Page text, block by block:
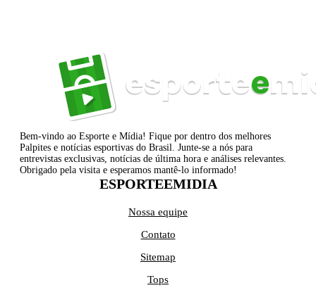
Bem-vindo ao Esporte e Mídia! Fique por dentro dos melhores
Palpites e notícias esportivas do Brasil. Junte-se a nós para
entrevistas exclusivas, notícias de última hora e análises relevantes.
Obrigado pela visita e esperamos mantê-lo informado!
ESPORTEEMIDIA
Nossa equipe
Contato
Sitemap
Tops